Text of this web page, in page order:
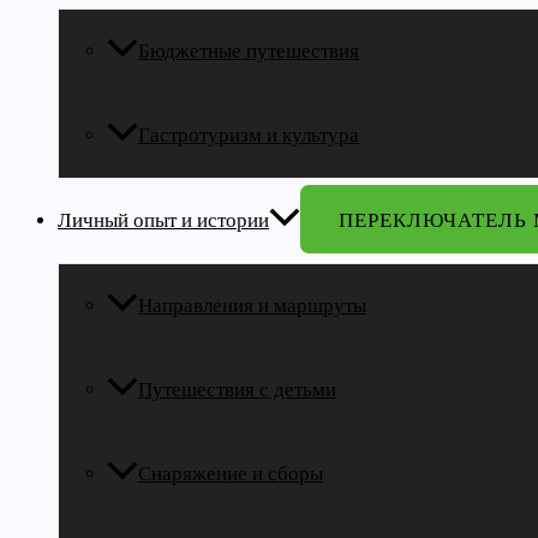
Бюджетные путешествия
Гастротуризм и культура
Личный опыт и истории
Направления и маршруты
Путешествия с детьми
Снаряжение и сборы